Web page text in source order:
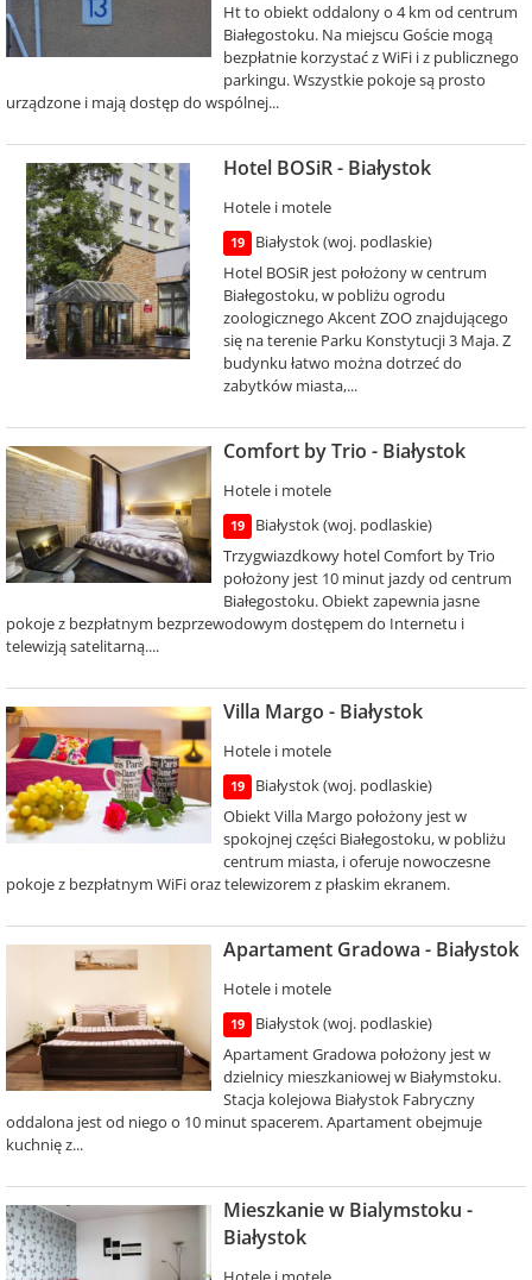
Ht to obiekt oddalony o 4 km od centrum
Białegostoku. Na miejscu Goście mogą
bezpłatnie korzystać z WiFi i z publicznego
parkingu. Wszystkie pokoje są prosto
urządzone i mają dostęp do wspólnej...
Hotel BOSiR - Białystok
Hotele i motele
19
Białystok (woj. podlaskie)
Hotel BOSiR jest położony w centrum
Białegostoku, w pobliżu ogrodu
zoologicznego Akcent ZOO znajdującego
się na terenie Parku Konstytucji 3 Maja. Z
budynku łatwo można dotrzeć do
zabytków miasta,...
Comfort by Trio - Białystok
Hotele i motele
19
Białystok (woj. podlaskie)
Trzygwiazdkowy hotel Comfort by Trio
położony jest 10 minut jazdy od centrum
Białegostoku. Obiekt zapewnia jasne
pokoje z bezpłatnym bezprzewodowym dostępem do Internetu i
telewizją satelitarną....
Villa Margo - Białystok
Hotele i motele
19
Białystok (woj. podlaskie)
Obiekt Villa Margo położony jest w
spokojnej części Białegostoku, w pobliżu
centrum miasta, i oferuje nowoczesne
pokoje z bezpłatnym WiFi oraz telewizorem z płaskim ekranem.
Apartament Gradowa - Białystok
Hotele i motele
19
Białystok (woj. podlaskie)
Apartament Gradowa położony jest w
dzielnicy mieszkaniowej w Białymstoku.
Stacja kolejowa Białystok Fabryczny
oddalona jest od niego o 10 minut spacerem. Apartament obejmuje
kuchnię z...
Mieszkanie w Bialymstoku -
Białystok